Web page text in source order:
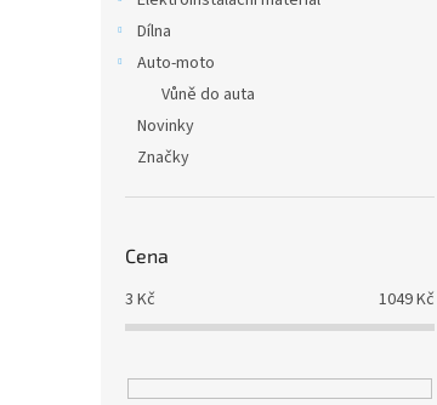
Dílna
Auto-moto
Vůně do auta
Novinky
Značky
Cena
3 Kč 1049Kč